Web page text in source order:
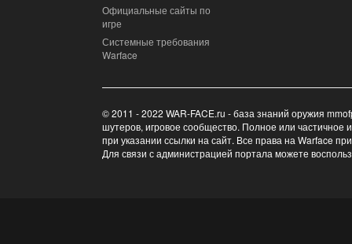
Официальные сайты по
игре
Системные требования
Warface
© 2011 - 2022 WAR-FACE.ru - база знаний оружия
шутеров, игровое сообщество. Полное или частичное
при указании ссылки на сайт. Все права на Warface
Для связи с администрацией портала можете